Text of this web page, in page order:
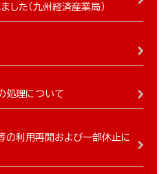
した（九州経済産業局）
処理について
の利用再開および一部休止に